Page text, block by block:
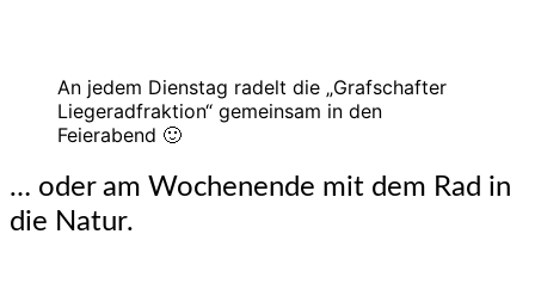
An jedem Dienstag radelt die „Grafschafter
Liegeradfraktion“ gemeinsam in den
Feierabend 🙂
… oder am Wochenende mit dem Rad in
die Natur.